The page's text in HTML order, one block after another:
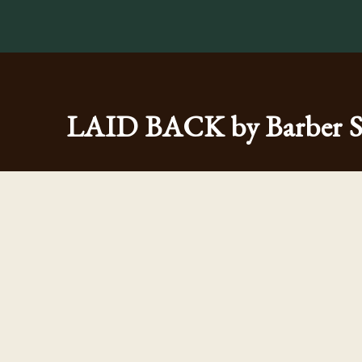
LAID BACK by Barber